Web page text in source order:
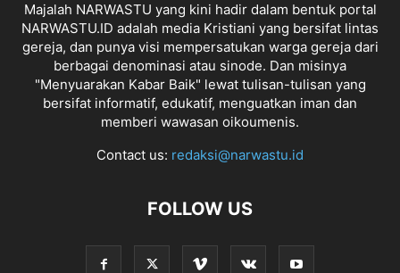
Majalah NARWASTU yang kini hadir dalam bentuk portal
NARWASTU.ID adalah media Kristiani yang bersifat lintas
gereja, dan punya visi mempersatukan warga gereja dari
berbagai denominasi atau sinode. Dan misinya
"Menyuarakan Kabar Baik" lewat tulisan-tulisan yang
bersifat informatif, edukatif, menguatkan iman dan
memberi wawasan oikoumenis.
Contact us: redaksi@narwastu.id
FOLLOW US